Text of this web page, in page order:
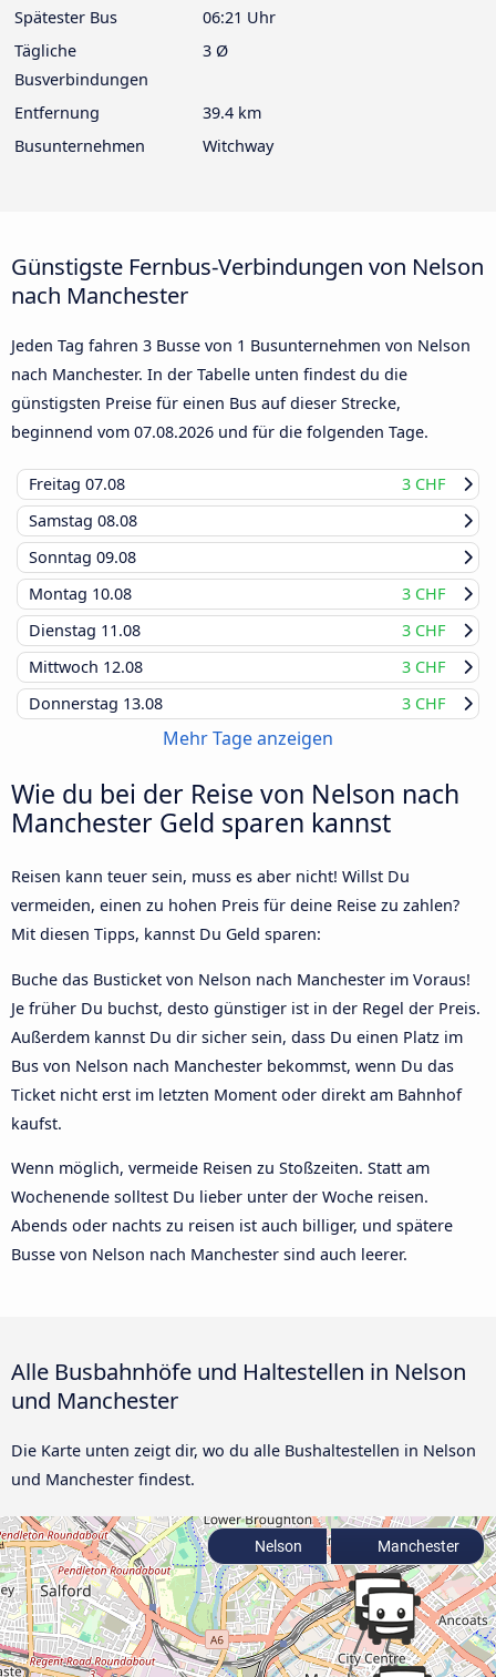
Spätester Bus
06:21 Uhr
Tägliche
Busverbindungen
3 Ø
Entfernung
39.4 km
Busunternehmen
Witchway
Günstigste Fernbus-Verbindungen von Nelson
nach Manchester
Jeden Tag fahren 3 Busse von 1 Busunternehmen von Nelson
nach Manchester. In der Tabelle unten findest du die
günstigsten Preise für einen Bus auf dieser Strecke,
beginnend vom 07.08.2026 und für die folgenden Tage.
Freitag 07.08
3 CHF
Samstag 08.08
Sonntag 09.08
Montag 10.08
3 CHF
Dienstag 11.08
3 CHF
Mittwoch 12.08
3 CHF
Donnerstag 13.08 3 CHF
Mehr Tage anzeigen
Wie du bei der Reise von Nelson nach
Manchester Geld sparen kannst
Reisen kann teuer sein, muss es aber nicht! Willst Du
vermeiden, einen zu hohen Preis für deine Reise zu zahlen?
Mit diesen Tipps, kannst Du Geld sparen:
Buche das Busticket von Nelson nach Manchester im Voraus!
Je früher Du buchst, desto günstiger ist in der Regel der Preis.
Außerdem kannst Du dir sicher sein, dass Du einen Platz im
Bus von Nelson nach Manchester bekommst, wenn Du das
Ticket nicht erst im letzten Moment oder direkt am Bahnhof
kaufst.
Wenn möglich, vermeide Reisen zu Stoßzeiten. Statt am
Wochenende solltest Du lieber unter der Woche reisen.
Abends oder nachts zu reisen ist auch billiger, und spätere
Busse von Nelson nach Manchester sind auch leerer.
Alle Busbahnhöfe und Haltestellen in Nelson
und Manchester
Die Karte unten zeigt dir, wo du alle Bushaltestellen in Nelson
und Manchester findest.
Nelson Manchester